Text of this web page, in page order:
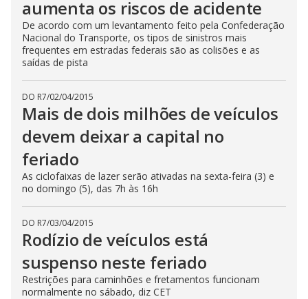
aumenta os riscos de acidente
De acordo com um levantamento feito pela Confederação
Nacional do Transporte, os tipos de sinistros mais
frequentes em estradas federais são as colisões e as
saídas de pista
DO R7/02/04/2015
Mais de dois milhões de veículos
devem deixar a capital no
feriado
As ciclofaixas de lazer serão ativadas na sexta-feira (3) e
no domingo (5), das 7h às 16h
DO R7/03/04/2015
Rodízio de veículos está
suspenso neste feriado
Restrições para caminhões e fretamentos funcionam
normalmente no sábado, diz CET